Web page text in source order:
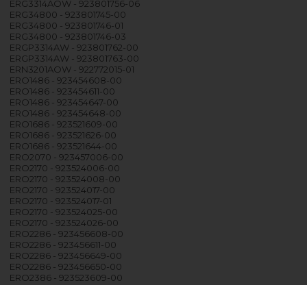
ERG3314AOW - 923801756-06
ERG34800 - 923801745-00
ERG34800 - 923801746-01
ERG34800 - 923801746-03
ERGP3314AW - 923801762-00
ERGP3314AW - 923801763-00
ERN3201AOW - 922772015-01
ERO1486 - 923454608-00
ERO1486 - 923454611-00
ERO1486 - 923454647-00
ERO1486 - 923454648-00
ERO1686 - 923521609-00
ERO1686 - 923521626-00
ERO1686 - 923521644-00
ERO2070 - 923457006-00
ERO2170 - 923524006-00
ERO2170 - 923524008-00
ERO2170 - 923524017-00
ERO2170 - 923524017-01
ERO2170 - 923524025-00
ERO2170 - 923524026-00
ERO2286 - 923456608-00
ERO2286 - 923456611-00
ERO2286 - 923456649-00
ERO2286 - 923456650-00
ERO2386 - 923523609-00